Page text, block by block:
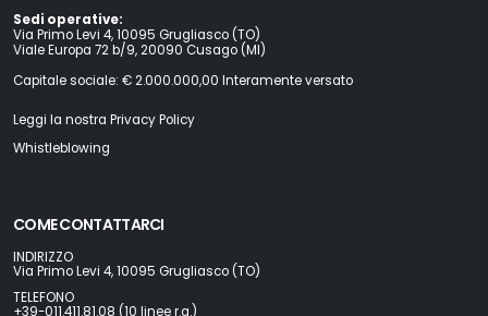
Sedi operative:
Via Primo Levi 4, 10095 Grugliasco (TO)
Viale Europa 72 b/9, 20090 Cusago (MI)
Capitale sociale: € 2.000.000,00 Interamente versato
Leggi la nostra Privacy Policy
Whistleblowing
COME CONTATTARCI
INDIRIZZO
Via Primo Levi 4, 10095 Grugliasco (TO)
TELEFONO
+39-011.411.81.08 (10 linee r.a.)